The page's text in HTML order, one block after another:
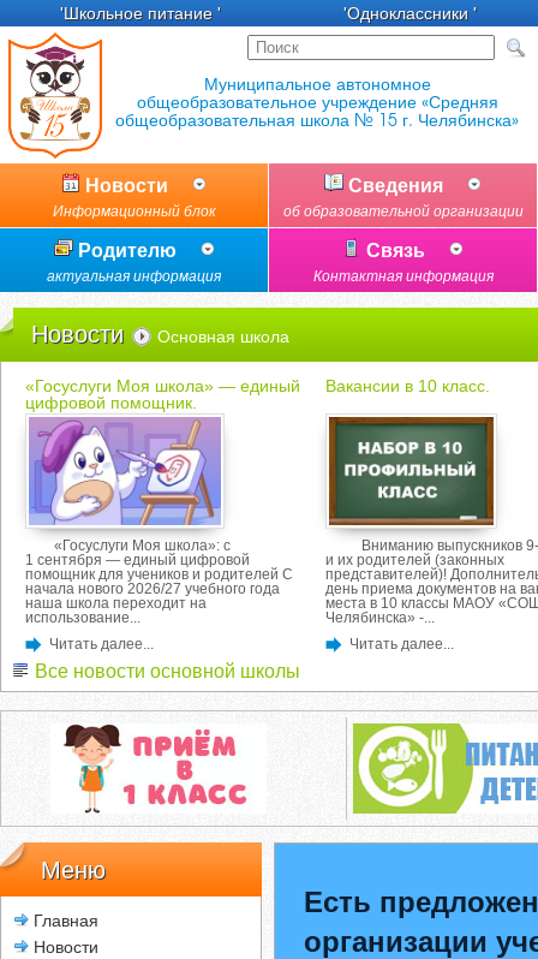
'Школьное питание ' 'Одноклассники '
Новости
Информационный блок
Сведения
об образовательной организации
Родителю
актуальная информация
Связь
Контактная информация
Новости Основная школа
«Госуслуги Моя школа» — единый
цифровой помощник.
«Госуслуги Моя школа»: с
1 сентября — единый цифровой
помощник для учеников и родителей С
начала нового 2026/27 учебного года
наша школа переходит на
использование...
Читать далее...
Вакансии в 10 класс.
Вниманию выпускников 9-
и их родителей (законных
представителей)!
день приема документов на
места в 10 классы МАОУ
Челябинска» -...
Читать далее...
Все новости основной школы
Меню
Главная
Новости
Есть
организации